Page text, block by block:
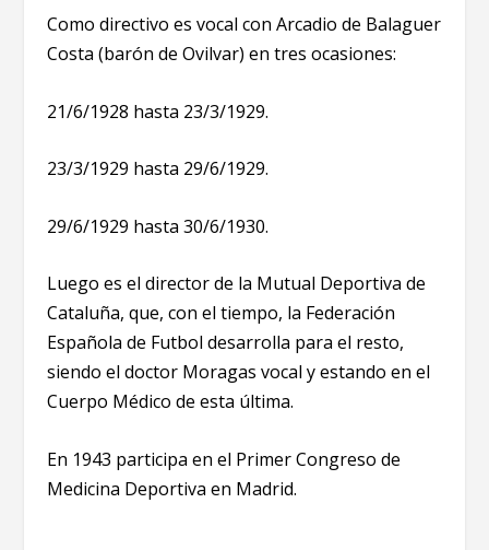
Como directivo es vocal con Arcadio de Balaguer
Costa (barón de Ovilvar) en tres ocasiones:
21/6/1928 hasta 23/3/1929.
23/3/1929 hasta 29/6/1929.
29/6/1929 hasta 30/6/1930.
Luego es el director de la Mutual Deportiva de
Cataluña, que, con el tiempo, la Federación
Española de Futbol desarrolla para el resto,
siendo el doctor Moragas vocal y estando en el
Cuerpo Médico de esta última.
En 1943 participa en el Primer Congreso de
Medicina Deportiva en Madrid.